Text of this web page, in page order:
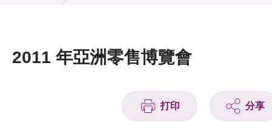
活動及消息
2011 年亞洲零售博覽會
打印 分享